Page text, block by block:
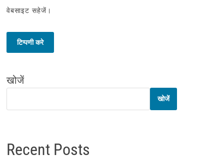
वेबसाइट सहेजें।
खोजें
खोजें
Recent Posts